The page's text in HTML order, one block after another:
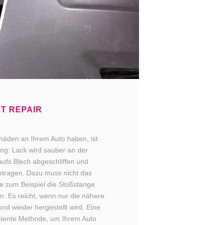
REPAIR
an Ihrem Auto haben, ist
Lack wird sauber an der
Blech abgeschliffen und
Dazu muss nicht das
zum Beispiel die Stoßstange
Es reicht, wenn nur die nähere
wieder hergestellt wird. Eine
Methode, um Ihrem Auto